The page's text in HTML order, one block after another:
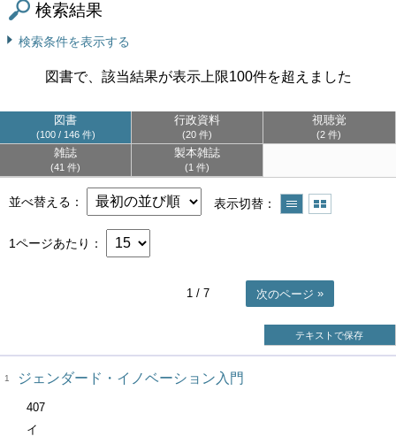
検索結果
検索条件を表示する
図書で、該当結果が表示上限100件を超えました
図書
100 / 146 件
行政資料
20 件
視聴覚
2 件
雑誌
41 件
製本雑誌
1 件
並べ替える 表示切替
1ページあたり
1 / 7 次のページ
テキストで保存
1 ジェンダード・イノベーション入門
407
イ